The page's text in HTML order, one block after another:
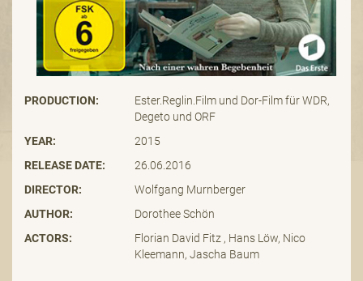
PRODUCTION:
Ester.Reglin.Film und Dor-Film für WDR,
Degeto und ORF
YEAR:
2015
RELEASE DATE:
26.06.2016
DIRECTOR:
Wolfgang Murnberger
AUTHOR:
Dorothee Schön
ACTORS:
Florian David Fitz , Hans Löw, Nico
Kleemann, Jascha Baum